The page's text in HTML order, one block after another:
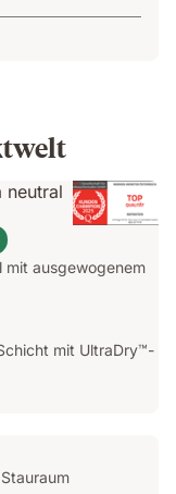
mit ausgewogenem
mit UltraDry™-